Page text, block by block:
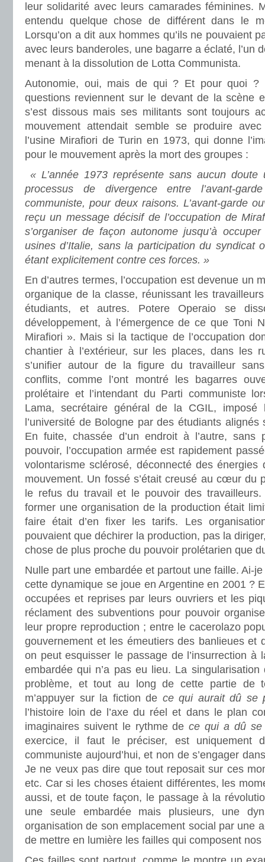
leur solidarité avec leurs camarades féminines.
entendu quelque chose de différent dans le
Lorsqu’on a dit aux hommes qu’ils ne pouvaient
avec leurs banderoles, une bagarre a éclaté, l’un
menant à la dissolution de Lotta Communista.
Autonomie, oui, mais de qui ? Et pour quoi
questions reviennent sur le devant de la scène
s’est dissous mais ses militants sont toujours
mouvement attendait semble se produire
l’usine Mirafiori de Turin en 1973, qui donne
pour le mouvement après la mort des groupes :
« L’année 1973 représente sans aucun
processus de divergence entre l’avant-
communiste, pour deux raisons. L’avant-garde
reçu un message décisif de l’occupation de
s’organiser de façon autonome jusqu’à
usines d’Italie, sans la participation du syndicat
étant explicitement contre ces forces. »
En d’autres termes, l’occupation est devenue un
organique de la classe, réunissant les
étudiants, et autres. Potere Operaio se
développement, à l’émergence de ce que Toni
Mirafiori ». Mais si la tactique de l’occupation
chantier à l’extérieur, sur les places, dans les
s’unifier autour de la figure du travailleur
conflits, comme l’ont montré les bagarres
prolétaire et l’intendant du Parti communiste
Lama, secrétaire général de la CGIL, imposé
l’université de Bologne par des étudiants
En fuite, chassée d’un endroit à l’autre,
pouvoir, l’occupation armée est rapidement
volontarisme sclérosé, déconnecté des
mouvement. Un fossé s’était creusé au cœur du
le refus du travail et le pouvoir des
former une organisation de la production était
faire était d’en fixer les tarifs. Les
pouvaient que déchirer la production, pas la
chose de plus proche du pouvoir prolétarien que
Nulle part une embardée et partout une faille. Ai-
cette dynamique se joue en Argentine en 2001 ?
occupées et reprises par leurs ouvriers et les
réclament des subventions pour pouvoir
leur propre reproduction ; entre le cacerolazo
gouvernement et les émeutiers des banlieues et
on peut esquisser le passage de l’insurrection à
embardée qui n’a pas eu lieu. La
problème, et tout au long de cette partie de
m’appuyer sur la fiction de ce qui aurait dû se
l’histoire loin de l’axe du réel et dans le plan
imaginaires suivent le rythme dece qui a dû se
exercice, il faut le préciser, est uniquement
communiste aujourd’hui, et non de s’engager
Je ne veux pas dire que tout reposait sur ces
etc. Car si les choses étaient différentes, les
aussi, et de toute façon, le passage à la
une seule embardée mais plusieurs, une
organisation de son emplacement social par une
de mettre en lumière les failles qui composent nos